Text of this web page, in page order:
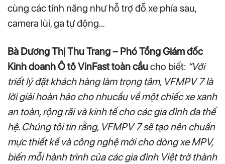
cùng các tính năng như hỗ trợ đỗ xe phía sau,
camera lùi, ga tự động…
Bà Dương Thị Thu Trang – Phó Tổng Giám đốc
Kinh doanh Ô tô VinFast toàn cầucho biết: “Với
triết lý đặt khách hàng làm trọng tâm, VFMPV 7 là
lời giải hoàn hảo cho nhucầu về một chiếc xe xanh
an toàn, rộng rãi và kinh tế cho các gia đình đa thế
hệ. Chúng tôi tin rằng, VFMPV 7 sẽ tạo nên chuẩn
mực thiết kế và công nghệ mới cho dòng xe MPV,
biến mỗi hành trình của các gia đình Việt trở thành